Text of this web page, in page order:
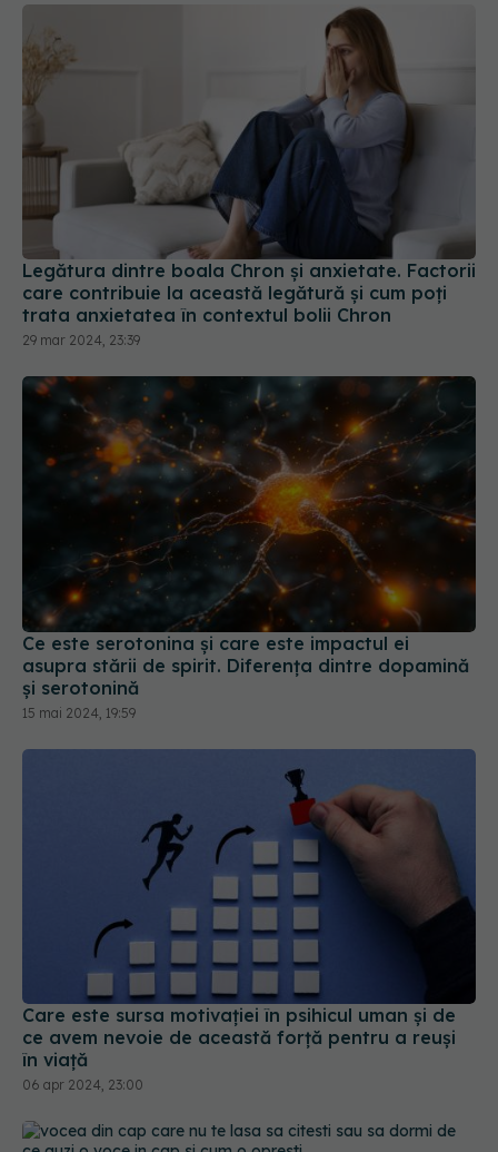
Legătura dintre boala Chron și anxietate. Factorii
care contribuie la această legătură și cum poți
trata anxietatea în contextul bolii Chron
29 mar 2024, 23:39
Ce este serotonina și care este impactul ei
asupra stării de spirit. Diferența dintre dopamină
și serotonină
15 mai 2024, 19:59
Care este sursa motivației în psihicul uman și de
ce avem nevoie de această forță pentru a reuși
în viață
06 apr 2024, 23:00